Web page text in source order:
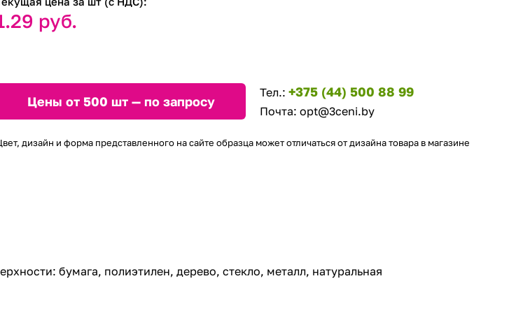
руб.
Цены от 500 шт — по запросу
Тел.: +375 (44) 500 88 99
Почта: opt@3ceni.by
дизайн и форма представленного на сайте образца может отличаться от дизайна товара в магазине
бумага, полиэтилен, дерево, стекло, металл, натуральная